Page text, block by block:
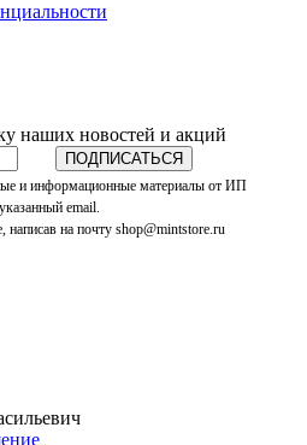
наших новостей и акций
ПОДПИСАТЬСЯ
и информационные материалы от ИП
email.
написав на почту shop@mintstore.ru